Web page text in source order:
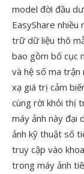
model đời đầu
EasyShare
trữ dữ liệu thô
bao gồm bố cục
và hệ số ma trận
xạ giá trị cảm
cùng rời khỏi thị
máy ảnh này đại
ảnh kỹ thuật số
truy cập vào
trong máy ảnh